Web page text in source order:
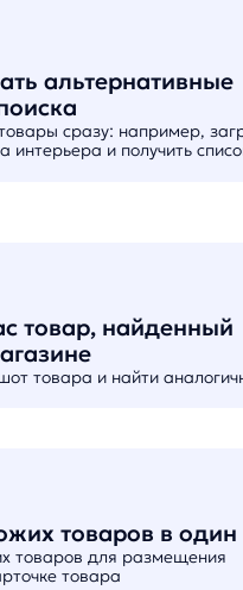
инструмент
во внутреннем каталоге
или выбрать позиции,
интеграция
три шага